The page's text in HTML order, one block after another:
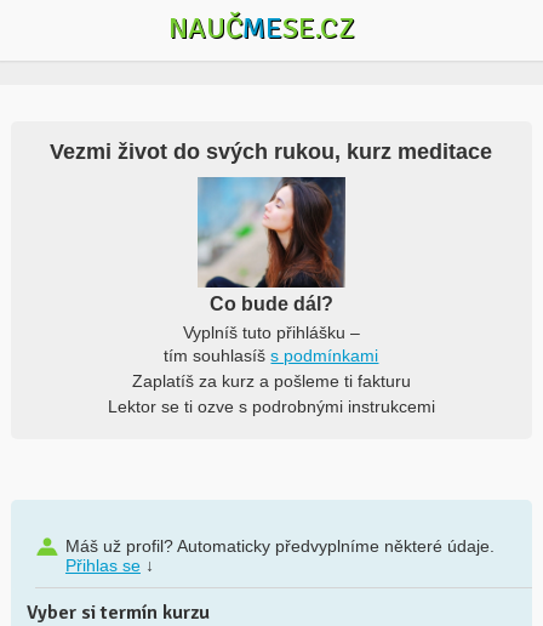
NAUČMESE.CZ
Vezmi život do svých rukou, kurz meditace
Co bude dál?
Vyplníš tuto přihlášku –
tím souhlasíšs podmínkami
Zaplatíš za kurz a pošleme ti fakturu
Lektor se ti ozve s podrobnými instrukcemi
Máš už profil? Automaticky předvyplníme některé údaje.
Přihlas se↓
Vyber si termín kurzu